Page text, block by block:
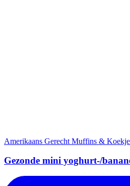
Amerikaans Gerecht Muffins &
Gezonde mini yoghurt-/